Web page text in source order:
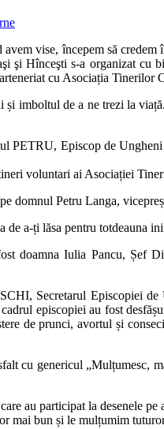
vise, începem să
şi Hînceşti s-a organizat
cu Asociația
și imboltul de a ne trezi la
PETRU, Episcop de
voluntari ai Asociației
domnul Petru Langa,
a-ți lăsa pentru totdeauna
doamna Iulia Pancu, Șef
Secretarul Episcopiei
episcopiei au fost
de prunci, avortul și
cu genericul „Mulțumesc,
au participat la desenele
mai bun și le mulțumim